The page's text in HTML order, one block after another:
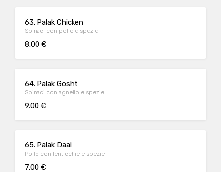
63. Palak Chicken
Spinaci con pollo e spezie
8.00 €
64. Palak Gosht
Spinaci con agnello e spezie
9.00 €
65. Palak Daal
Pollo con lenticchie e spezie
7.00 €